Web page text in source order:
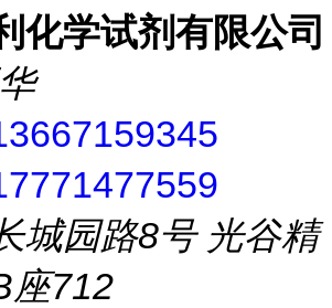
化学试剂有限公司
城园路8号 光谷精
座712